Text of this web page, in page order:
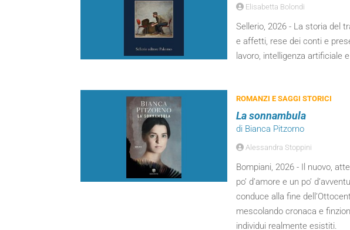
Elisabetta Bolondi
Sellerio, 2026 - La storia del
e affetti, rese dei conti e
lavoro, intelligenza artificiale
ROMANZI E SAGGI STORICI
La sonnambula
di Bianca Pitzorno
Alessandra Stoppini
Bompiani, 2026 - Il nuovo,
po’ d’amore e un po’
conduce alla fine
mescolando cronaca e
individui realmente esistiti.